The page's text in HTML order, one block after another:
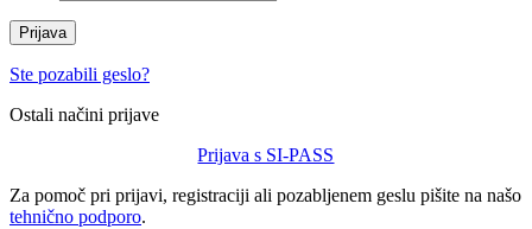
Prijava
Ste pozabili geslo?
Ostali načini prijave
Prijava s SI-PASS
Za pomoč pri prijavi, registraciji ali pozabljenem geslu pišite na našo
tehnično podporo.